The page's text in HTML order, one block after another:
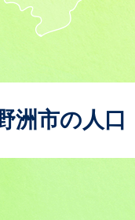
洲市の人口